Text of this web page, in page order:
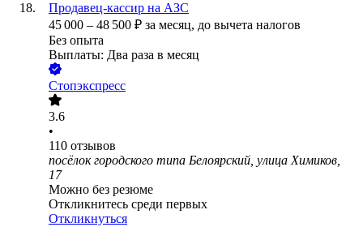
Продавец-кассир на АЗС
45 000 – 48 500 ₽ за месяц, до вычета налогов
Без опыта
Выплаты: Два раза в месяц
Стопэкспресс
3.6
•
110 отзывов
посёлок городского типа Белоярский, улица Химиков,
17
Можно без резюме
Откликнитесь среди первых
Откликнуться